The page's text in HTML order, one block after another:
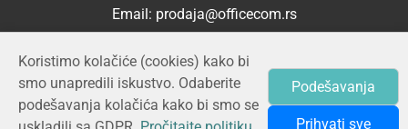
Email: prodaja@officecom.rs
Radno vreme
ponedeljak - petak
08:00 do 16:00
Koristimo kolačiće (cookies) kako bi
smo unapredili iskustvo. Odaberite
podešavanja kolačića kako bi smo se
Podešavanja
Prihvati sve